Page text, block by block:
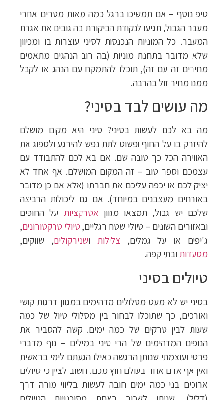
טיפ נוסף – אם תמשיכו ברגל כמה מאות מטרים אחרי
מעבר הגבול, תגיעו לנקודת הביקורת בה גובים את אגרת
המעבר. כל המוניות הנכנסות לסיני עוצרות בו ומכיוון
שלא מדובר בתחנת מוניות (בה רוב הנהגים מתאמים
מחירים זה עם זה), תוכלו להתמקח עם הנהג או לקבל
ממנו מחיר זול בהרבה.
מה עושים לבד בסיני?
מה בא לכם לעשות בסיני? סיני היא מקום מושלם
להיזרק בו על החוף ופשוט לתת נפש להירגע ולספוג את
האווירה הכל כך טובה שם. אם בא לכם להתבודד עם
עצמכם וספר טוב – זה המקום המושלם. אף אחד לא
יציק לכם או יכפה עליכם את חברתו (אלא אם כן מדובר
באורחים מעצבנים במיוחד). אם גם ליכולות הרביצה
שלכם יש גבול, תמצאו מגוון אטרקציות על החופים
ובאזורים השונים – טיולי שטח רגליים, טיולי טרקטורונים,
ג'יפים או על גמלים, צלילות ושנירקולים, שווקים,
מסעדותובתי קפה.
טיולים בסיני
בסיני יש לא מעט מסלולים מדהימים במגוון דרגות קושי
ואורכים, כך שתוכלו לבחור בין מסלולי טיול של כמה
שעות לבין טרקים של כמה ימים. קשה להסביר את
הנופים המדהימים של הרי סיני במילים – נוף מדברי
פרטי ועוצמתי שנותן הרגשה כאילו הגעתם לימי בראשית
ואין אף אדם אחר בעולם חוץ מכם. חשוב לציין כי טיולים
ארוכים בני כמה ימים חובה לעשות בליווי מורה דרך